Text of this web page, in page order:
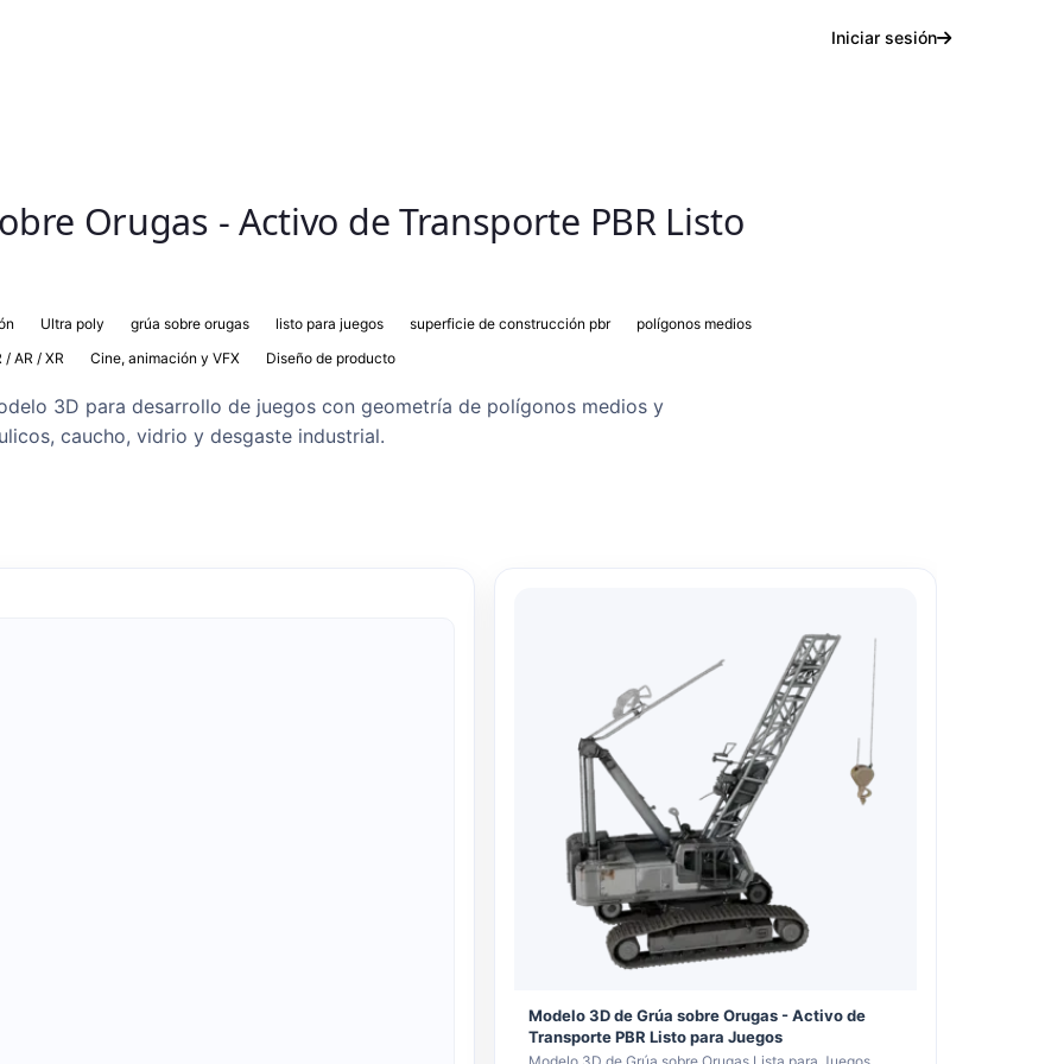
Iniciar sesión
Orugas - Activo de Transporte PBR Listo
Ultra poly grúa sobre orugas listo para juegos superficie de construcción pbr
polígonos medios
/ AR / XR
Cine, animación y VFX Diseño de producto
3D para desarrollo de juegos con geometría de polígonos medios y
caucho, vidrio y desgaste industrial.
Modelo 3D de Grúa sobre Orugas - Activo de
Transporte PBR Listo para Juegos